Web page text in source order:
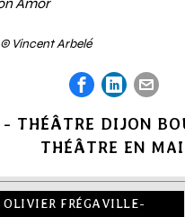
Vincent Arbelé
THÉÂTRE DIJON
THÉÂTRE EN MAI
OLIVIER FRÉGAVILLE-